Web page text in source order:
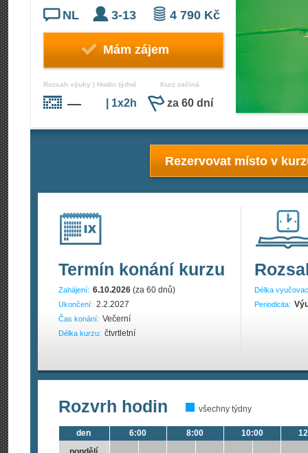
NL 3-13 4 790 Kč
Mám zájem
Rozsah výuky | Hodin týdně
— | 1x2h
Kurz začíná
za 60 dní
Rezervovat místo v
Termín konání kurzu
Zahájení: 6.10.2026 (za 60 dnů)
Ukončení: 2.2.2027
Čas konání: Večerní
Délka kurzu: čtvrtletní
Délka
Periodicita:
Rozvrh hodin všechny týdny
den
6:00 8:00 10:00